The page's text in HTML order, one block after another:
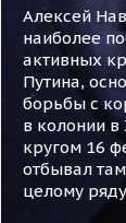
Алексей
наиболее
активных
Путина,
борьбы с
в колонии
кругом 16
отбывал
целому